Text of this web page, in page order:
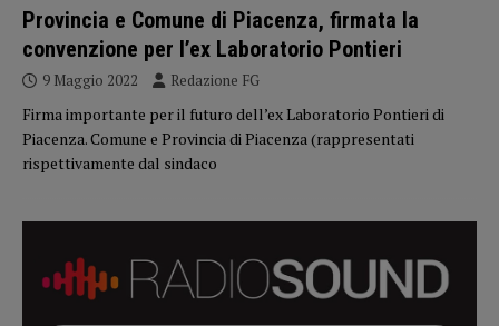
Provincia e Comune di Piacenza, firmata la
convenzione per l’ex Laboratorio Pontieri
9 Maggio 2022 Redazione FG
Firma importante per il futuro dell’ex Laboratorio Pontieri di
Piacenza. Comune e Provincia di Piacenza (rappresentati
rispettivamente dal sindaco